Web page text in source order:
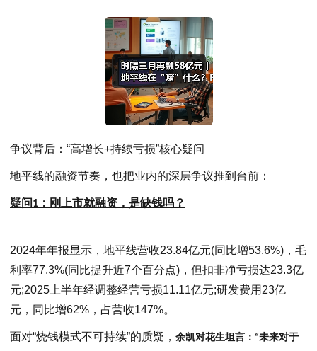
争议背后：“高增长+持续亏损”核心疑问
地平线的融资节奏，也把业内的深层争议推到台前：
疑问 1 ： 刚上市就融资，是缺钱吗 ？
2024年年报显示，地平线营收23.84亿元(同比增53.6%)，毛
利率77.3%(同比提升近7个百分点)，但扣非净亏损达23.3亿
元;2025上半年经调整经营亏损11.11亿元;研发费用23亿
元，同比增62%，占营收147%。
面对“烧钱模式不可持续”的质疑， 余凯对花生坦言： “未来对于